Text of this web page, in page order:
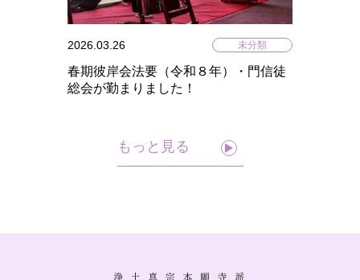
2026.03.26 未分類
春期彼岸会法要（令和８年）・門信徒
総会が勤まりました！
もっと見る